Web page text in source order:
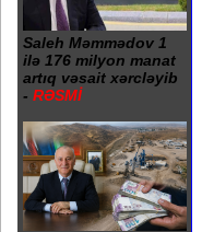
Saleh Məmmədov 1
ilə 176 milyon manat
artıq vəsait xərcləyib
- RƏSMİ